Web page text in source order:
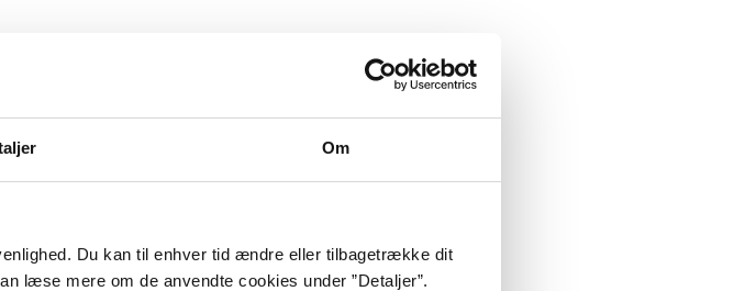
Om
Du kan til enhver tid ændre eller tilbagetrække dit
læse mere om de anvendte cookies under ”Detaljer”.